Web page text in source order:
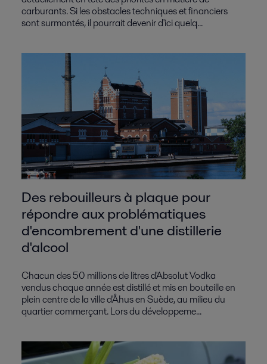
carburants. Si les obstacles techniques et financiers
sont surmontés, il pourrait devenir d'ici quelq...
Des rebouilleurs à plaque pour
répondre aux problématiques
d'encombrement d'une distillerie
d'alcool
Chacun des 50 millions de litres d'Absolut Vodka
vendus chaque année est distillé et mis en bouteille en
plein centre de la ville d'Åhus en Suède, au milieu du
quartier commerçant. Lors du développeme...